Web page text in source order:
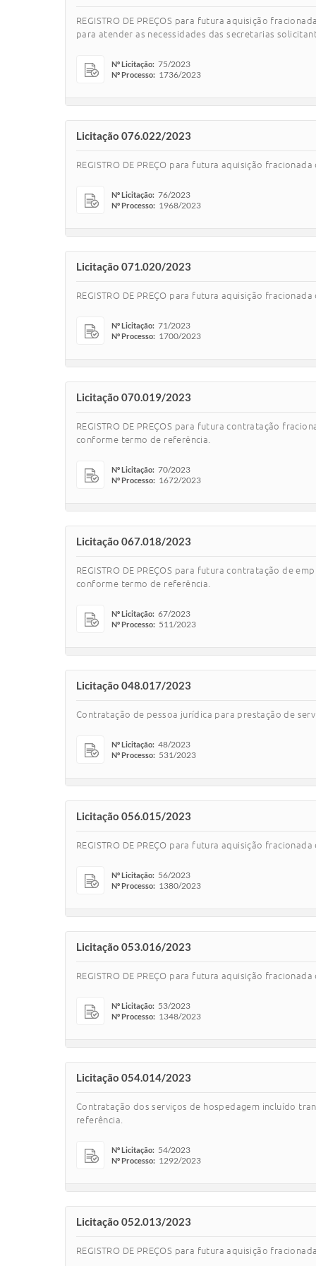
REGISTRO DE PREÇOS para futura aquisição
para atender as necessidades das secretarias
Nº Licitação: 75/2023
Nº Processo: 1736/2023
Licitação 076.022/2023
REGISTRO DE PREÇO para futura aquisição
Nº Licitação: 76/2023
Nº Processo: 1968/2023
Licitação 071.020/2023
REGISTRO DE PREÇO para futura aquisição
Nº Licitação: 71/2023
Nº Processo: 1700/2023
Licitação 070.019/2023
REGISTRO DE PREÇOS para futura contratação
conforme termo de referência.
Nº Licitação: 70/2023
Nº Processo: 1672/2023
Licitação 067.018/2023
REGISTRO DE PREÇOS para futura contratação de
conforme termo de referência.
Nº Licitação: 67/2023
Nº Processo: 511/2023
Licitação 048.017/2023
Contratação de pessoa jurídica para prestação de
Nº Licitação: 48/2023
Nº Processo: 531/2023
Licitação 056.015/2023
REGISTRO DE PREÇO para futura aquisição
Nº Licitação: 56/2023
Nº Processo: 1380/2023
Licitação 053.016/2023
REGISTRO DE PREÇO para futura aquisição
Nº Licitação: 53/2023
Nº Processo: 1348/2023
Licitação 054.014/2023
Contratação dos serviços de hospedagem incluído
referência.
Nº Licitação: 54/2023
Nº Processo: 1292/2023
Licitação 052.013/2023
REGISTRO DE PREÇOS para futura aquisição